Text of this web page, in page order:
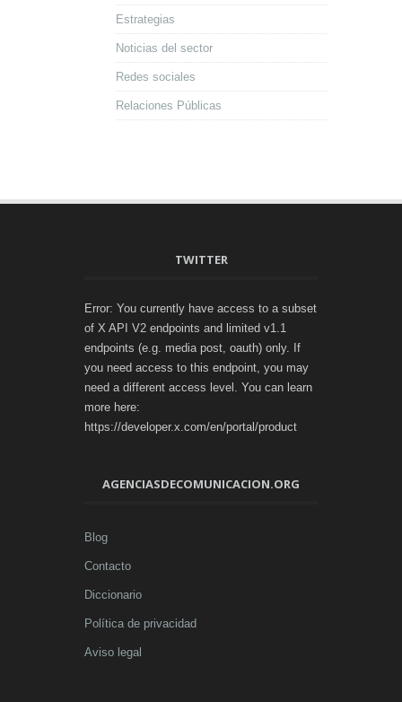
Estrategias
Noticias del sector
Redes sociales
Relaciones Públicas
TWITTER
Error: You currently have access to a subset
of X API V2 endpoints and limited v1.1
endpoints (e.g. media post, oauth) only. If
you need access to this endpoint, you may
need a different access level. You can learn
more here:
https://developer.x.com/en/portal/product
AGENCIASDECOMUNICACION.ORG
Blog
Contacto
Diccionario
Política de privacidad
Aviso legal